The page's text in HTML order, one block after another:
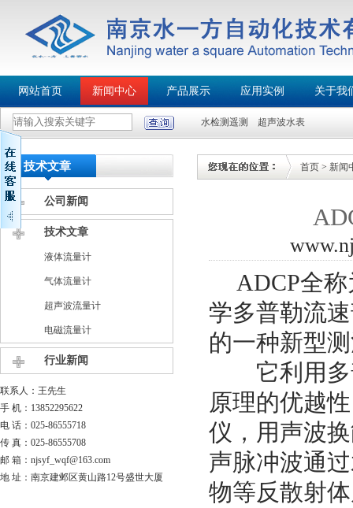
网站首页 新闻中心 产品展示 应用实例 关于我
水检测遥测 超声波水表
技术文章
公司新闻
技术文章
液体流量计
气体流量计
超声波流量计
电磁流量计
行业新闻
联系人：王先生
手 机：13852295622
电 话：025-86555718
传 真：025-86555708
邮 箱：njsyf_wqf@163.com
地 址：南京建邺区黄山路12号盛世大厦
首页 > 新闻
ADCP全称
学多普勒流
的一种新型
它利用多
原理的优越
仪，用声波
声脉冲波通
物等反散射